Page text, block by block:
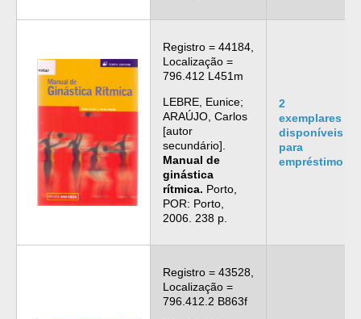
Registro = 44184,
Localização =
796.412 L451m
LEBRE, Eunice;
ARAÚJO, Carlos
[autor
secundário].
Manual de
ginástica
rítmica. Porto,
POR: Porto,
2006. 238 p.
2
exemplares
disponíveis
para
empréstimo
Registro = 43528,
Localização =
796.412.2 B863f